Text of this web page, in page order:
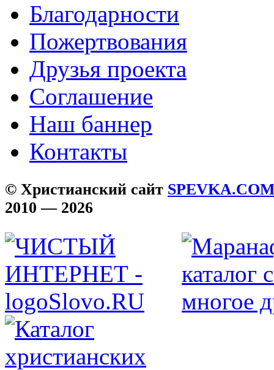
Благодарности
Пожертвования
Друзья проекта
Соглашение
Наш баннер
Контакты
© Христианский сайт
2010 — 2026